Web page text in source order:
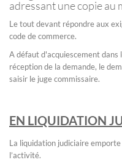
adressant une copie au
Le tout devant répondre aux
code de commerce.
A défaut d'acquiescement dans
réception de la demande, le
saisir le juge commissaire.
EN LIQUIDATION
La liquidation judiciaire
l’activité.